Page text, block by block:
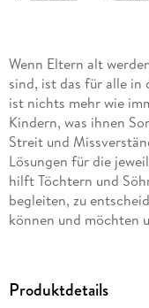
Wenn Eltern alt
sind, ist das für alle in
ist nichts mehr wie
Kindern, was ihnen
Streit und
Lösungen für die
hilft Töchtern und
begleiten, zu
können und möchten
gesundheitlichen
Produktdetails